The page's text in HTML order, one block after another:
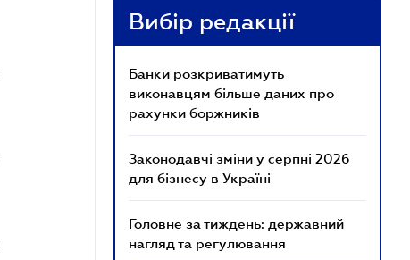
Вибір редакції
Банки розкриватимуть
виконавцям більше даних про
рахунки боржників
Законодавчі зміни у серпні 2026
для бізнесу в Україні
Головне за тиждень: державний
нагляд та регулювання